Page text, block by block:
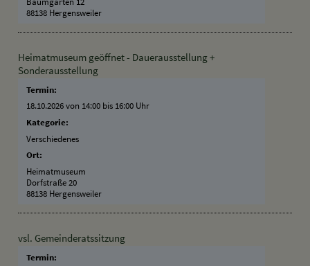
88138 Hergensweiler
Heimatmuseum geöffnet - Dauerausstellung +
Sonderausstellung
Termin:
18.10.2026 von 14:00 bis 16:00 Uhr
Kategorie:
Verschiedenes
Ort:
Heimatmuseum
Dorfstraße 20
88138 Hergensweiler
vsl. Gemeinderatssitzung
Termin: